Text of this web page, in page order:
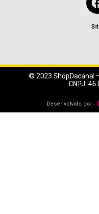
© 2023 ShopDacanal
CNPJ:
Desenvolvido por: